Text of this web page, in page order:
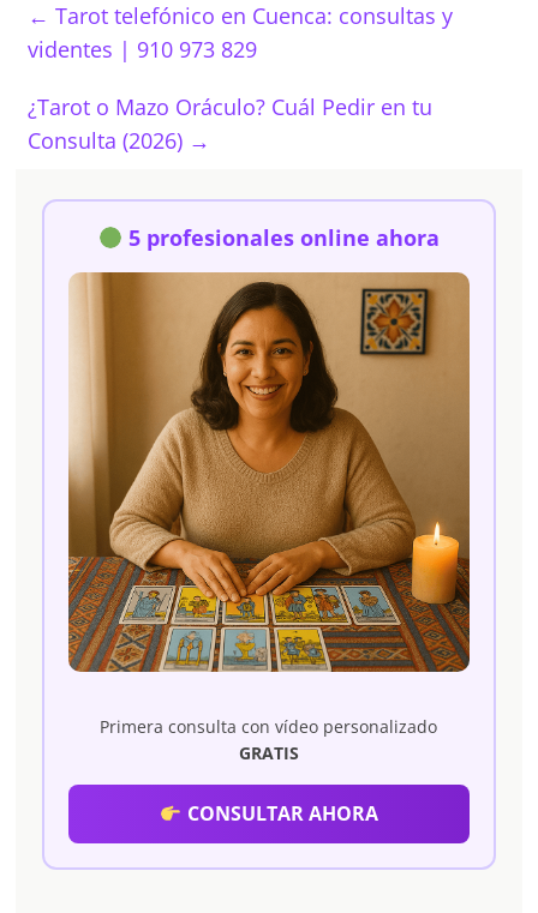
← Tarot telefónico en Cuenca: consultas y
videntes | 910 973 829
¿Tarot o Mazo Oráculo? Cuál Pedir en tu
Consulta (2026) →
5 profesionales online ahora
Primera consulta con vídeo personalizado
GRATIS
CONSULTAR AHORA